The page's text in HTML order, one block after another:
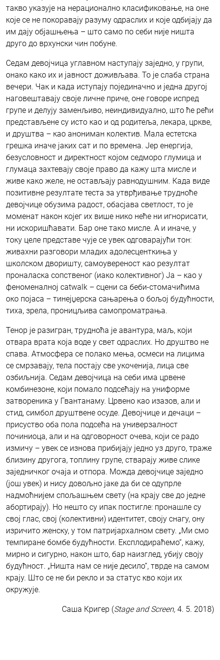
такво указује на нерационално класификовање, на оне
које се не покоравају разуму одраслих и које одбијају да
им дају објашњења – што само по себи није ништа
друго до врхунски чин побуне.
Седам девојчица углавном наступају заједно, у групи,
онако како их и јавност доживљава. То је слаба страна
вечери. Чак и када иступају појединачно и једна другој
наговештавају своје личне приче, оне говоре испред
групе и делују заменљиво, неиндивидуално, што ће рећи
представљене су исто као и од родитеља, лекара, цркве,
и друштва – као анониман колектив. Мала естетска
грешка иначе јаких сат и по времена. Јер енергија,
безусловност и директност којом седморо глумица и
глумаца захтевају своје право да кажу шта мисле и
живе како желе, не остављају равнодушним. Када виде
позитивне резултате теста за утврђивање трудноће
девојчице обузима радост, обасјава светлост, то је
моменат након којег их више нико неће ни игнорисати,
ни искоришћавати. Бар оне тако мисле. А и иначе, у
току целе представе чује се увек одговарајући тон:
живахни разговори младих адолесценткиња у
школском дворишту, самоувереност као резултат
проналаска сопственог (иако колективног) Ја – као у
феноменалној catwalk – сцени са беби-стомачићима
око појаса – тинејџерска сањарења о бољој будућности,
тиха, зрела, проницљива самопроматрања.
Тенор је разигран, трудноћа је авантура, маљ, који
отвара врата која воде у свет одраслих. Но друштво не
спава. Атмосфера се полако мења, осмеси на лицима
се смрзавају, тела постају све укоченија, лица све
озбиљнија. Седам девојчица на себи има црвене
комбинезоне, који помало подсећају на униформе
затвореника у Гвантанаму. Црвено као изазов, али и
стид, симбол друштвене осуде. Девојчице и дечаци –
присуство оба пола подсећа на универзалност
починиоца, али и на одговорност очева, који се радо
измичу – увек се изнова прибијају једно уз друго, траже
близину другога, топлину групе, стварају живе слике
заједничког очаја и отпора. Можда девојчице заједно
(још увек) и нису довољно јаке да би се одупрле
надмоћнијем спољашњем свету (на крају све до једне
абортирају). Но нешто су ипак постигле: пронашле су
свој глас, свој (колективни) идентитет, своју снагу, ону
изричито женску, у том патријархалном свету. „Ми смо
темпиране бомбе будућности. Експлодираћемо“, кажу,
мирно и сигурно, након што, бар наизглед, убију своју
будућност. „Ништа нам се није десило“, тврде на самом
крају. Што се не би рекло и за статус кво који их
окружује.
Саша Кригер (Stage and Screen, 4. 5. 2018)